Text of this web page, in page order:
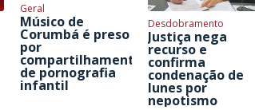
Geral
Músico de
Corumbá é preso
por
compartilhamento
de pornografia
infantil
Desdobramento
Justiça nega
recurso e
confirma
condenação de
Iunes por
nepotismo